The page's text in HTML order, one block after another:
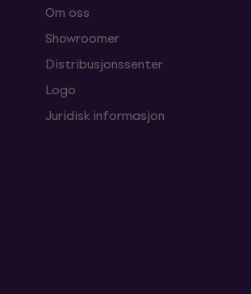
Om oss
Showroomer
Distribusjonssenter
Logo
Juridisk informasjon